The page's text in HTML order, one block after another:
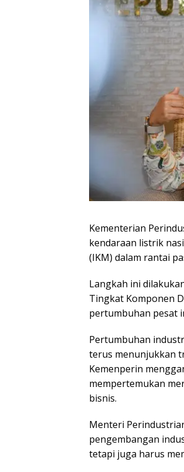
Kementerian
kendaraan listrik
(IKM) dalam rantai
Langkah ini
Tingkat Komponen
pertumbuhan pesat
Pertumbuhan
terus menunjukkan
Kemenperin
mempertemukan
bisnis.
Menteri
pengembangan
tetapi juga harus